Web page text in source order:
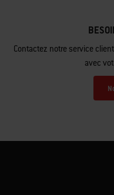
Contactez notre service
avec